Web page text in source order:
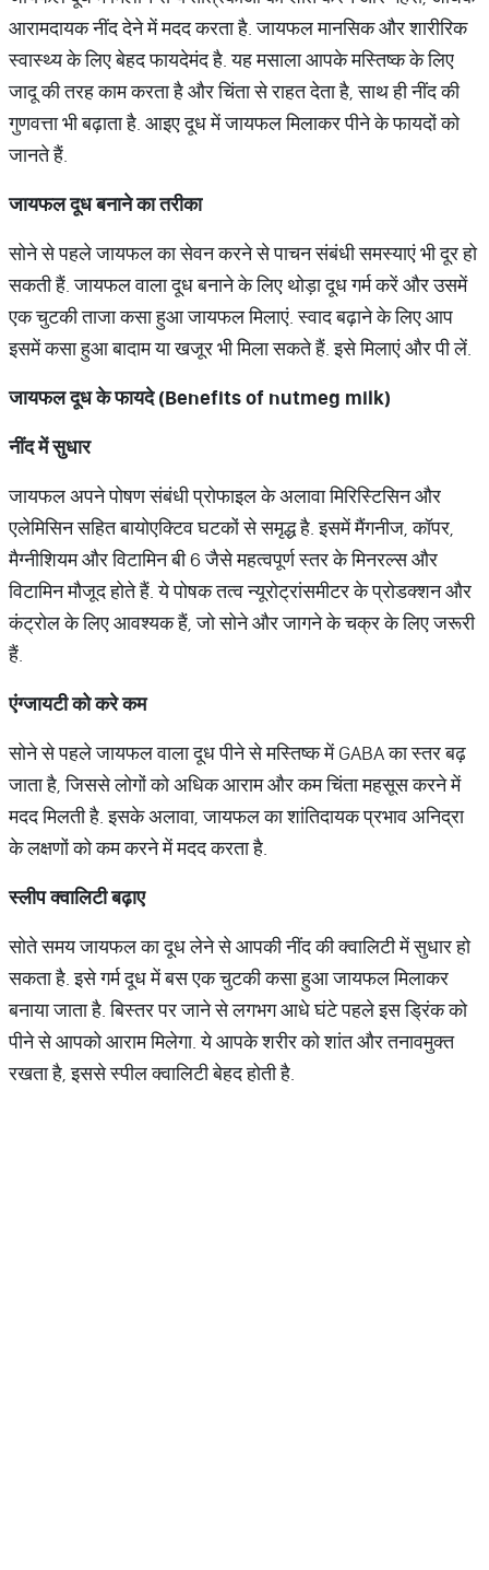
आरामदायक नींद देने में मदद करता है. जायफल मानसिक और शारीरिक
स्वास्थ्य के लिए बेहद फायदेमंद है. यह मसाला आपके मस्तिष्क के लिए
जादू की तरह काम करता है और चिंता से राहत देता है, साथ ही नींद की
गुणवत्ता भी बढ़ाता है. आइए दूध में जायफल मिलाकर पीने के फायदों को
जानते हैं.
जायफलदूधबनानेकातरीका
सोने से पहले जायफल का सेवन करने से पाचन संबंधी समस्याएं भी दूर हो
सकती हैं. जायफल वाला दूध बनाने के लिए थोड़ा दूध गर्म करें और उसमें
एक चुटकी ताजा कसा हुआ जायफल मिलाएं. स्वाद बढ़ाने के लिए आप
इसमें कसा हुआ बादाम या खजूर भी मिला सकते हैं. इसे मिलाएं और पी लें.
जायफलदूधकेफायदे(Benefits of nutmeg milk)
नींदमेंसुधार
जायफल अपने पोषण संबंधी प्रोफाइल के अलावा मिरिस्टिसिन और
एलेमिसिन सहित बायोएक्टिव घटकों से समृद्ध है. इसमें मैंगनीज, कॉपर,
मैग्नीशियम और विटामिन बी 6 जैसे महत्वपूर्ण स्तर के मिनरल्स और
विटामिन मौजूद होते हैं. ये पोषक तत्व न्यूरोट्रांसमीटर के प्रोडक्शन और
कंट्रोल के लिए आवश्यक हैं, जो सोने और जागने के चक्र के लिए जरूरी
हैं.
एंग्जायटीकोकरेकम
सोने से पहले जायफल वाला दूध पीने से मस्तिष्क में GABA का स्तर बढ़
जाता है, जिससे लोगों को अधिक आराम और कम चिंता महसूस करने में
मदद मिलती है. इसके अलावा, जायफल का शांतिदायक प्रभाव अनिद्रा
के लक्षणों को कम करने में मदद करता है.
स्लीपक्वालिटीबढ़ाए
सोते समय जायफल का दूध लेने से आपकी नींद की क्वालिटी में सुधार हो
सकता है. इसे गर्म दूध में बस एक चुटकी कसा हुआ जायफल मिलाकर
बनाया जाता है. बिस्तर पर जाने से लगभग आधे घंटे पहले इस ड्रिंक को
पीने से आपको आराम मिलेगा. ये आपके शरीर को शांत और तनावमुक्त
रखता है, इससे स्पील क्वालिटी बेहद होती है.